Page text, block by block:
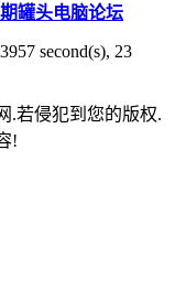
罐头电脑论坛
second(s), 23
.若侵犯到您的版权.
!